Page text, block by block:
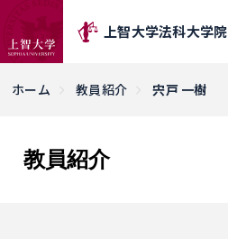
上智大学法科大学院
ホーム 教員紹介 宍戸 一樹
教員紹介